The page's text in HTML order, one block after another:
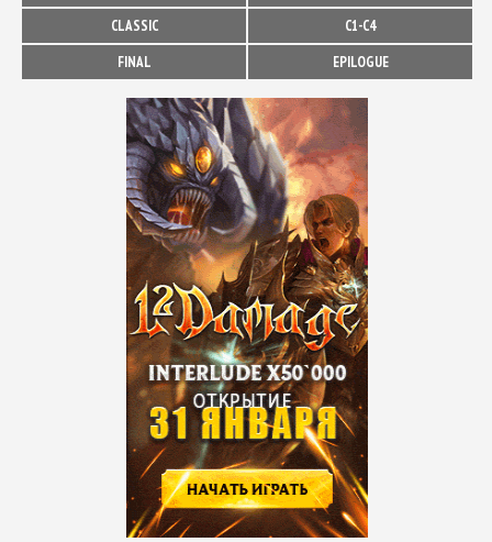
CLASSIC
C1-C4
FINAL
EPILOGUE